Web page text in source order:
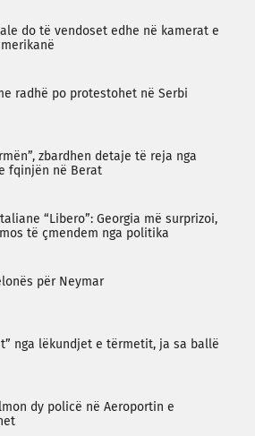
do të vendoset edhe në kamerat e
radhë po protestohet në Serbi
zbardhen detaje të reja nga
fqinjën në Berat
“Libero”: Georgia më surprizoi,
të çmendem nga politika
për Neymar
nga lëkundjet e tërmetit, ja sa ballë
dy policë në Aeroportin e